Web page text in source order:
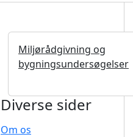
Miljørådgivning og
bygningsundersøgelser
Diverse sider
Om os